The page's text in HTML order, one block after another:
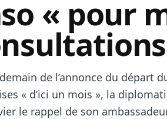
« pour
de l’annonce du départ
« d’ici un mois », la
le rappel de son